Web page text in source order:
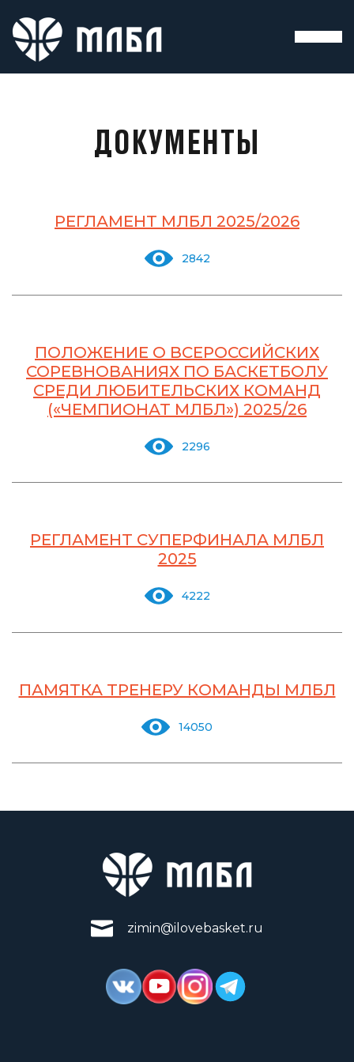
ДОКУМЕНТЫ
РЕГЛАМЕНТ МЛБЛ 2025/2026
2842
ПОЛОЖЕНИЕ О ВСЕРОССИЙСКИХ
СОРЕВНОВАНИЯХ ПО БАСКЕТБОЛУ
СРЕДИ ЛЮБИТЕЛЬСКИХ КОМАНД
(«ЧЕМПИОНАТ МЛБЛ») 2025/26
2296
РЕГЛАМЕНТ СУПЕРФИНАЛА МЛБЛ
2025
4222
ПАМЯТКА ТРЕНЕРУ КОМАНДЫ МЛБЛ
14050
zimin@ilovebasket.ru